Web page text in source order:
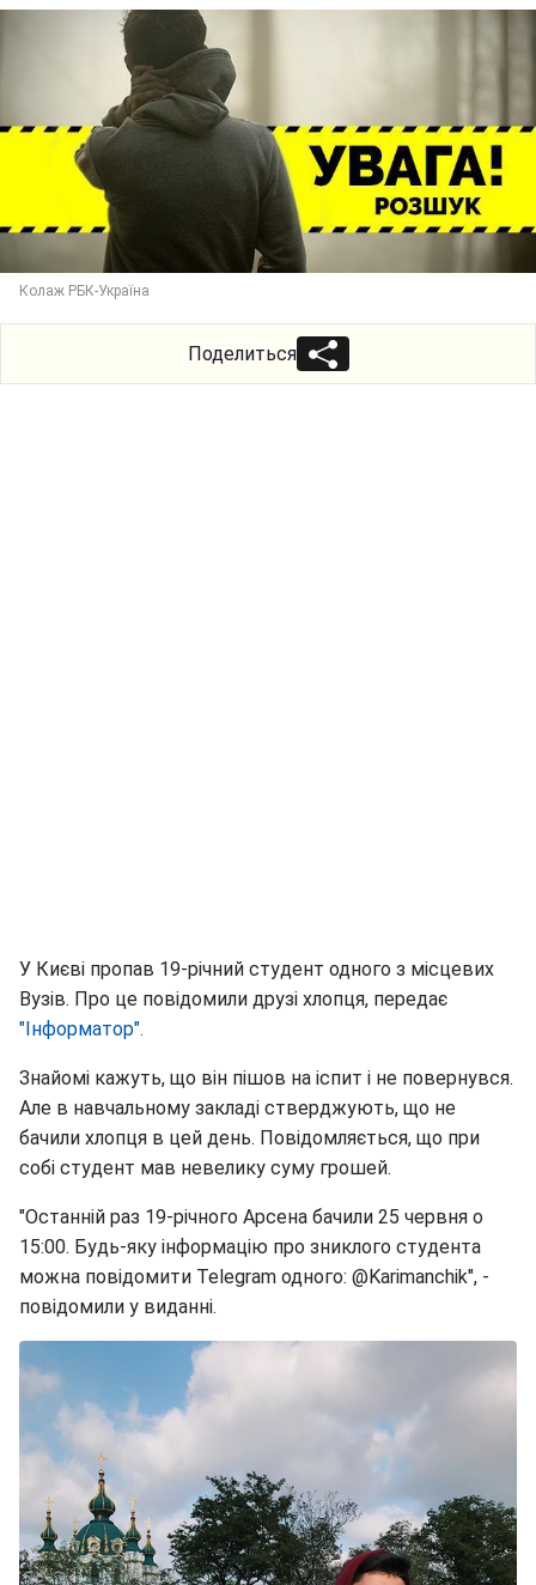
Колаж РБК-Україна
Поделиться
У Києві пропав 19-річний студент одного з місцевих
Вузів. Про це повідомили друзі хлопця, передає
"Інформатор".
Знайомі кажуть, що він пішов на іспит і не повернувся.
Але в навчальному закладі стверджують, що не
бачили хлопця в цей день. Повідомляється, що при
собі студент мав невелику суму грошей.
"Останній раз 19-річного Арсена бачили 25 червня о
15:00. Будь-яку інформацію про зниклого студента
можна повідомити Telegram одного: @Karimanchik", -
повідомили у виданні.